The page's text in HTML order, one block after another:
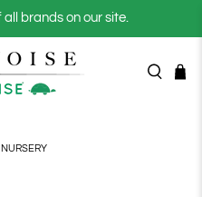
brands on our site.
NURSERY